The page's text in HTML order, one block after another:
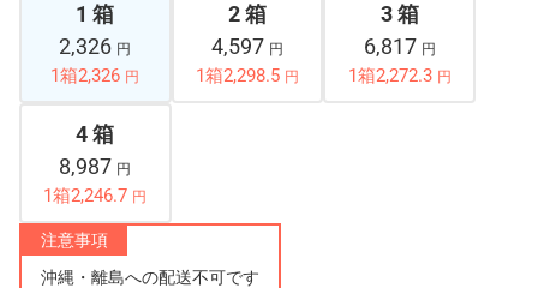
1 箱
2,326 円
1箱2,326 円
2 箱
4,597 円
1箱2,298.5 円
3 箱
6,817 円
1箱2,272.3 円
4 箱
8,987 円
1箱2,246.7 円
注意事項
沖縄・離島への配送不可です